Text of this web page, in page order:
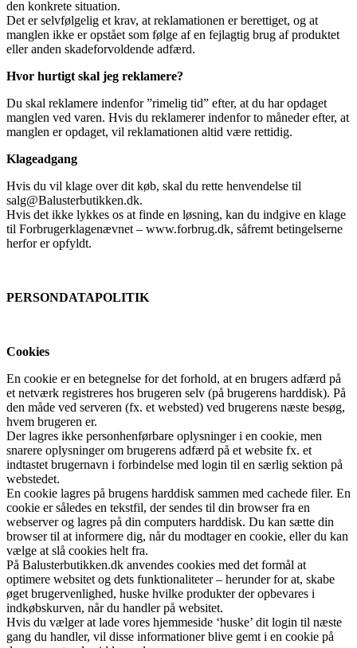
den konkrete situation.
Det er selvfølgelig et krav, at reklamationen er berettiget, og at
manglen ikke er opstået som følge af en fejlagtig brug af produktet
eller anden skadeforvoldende adfærd.
Hvor hurtigt skal jeg reklamere?
Du skal reklamere indenfor ”rimelig tid” efter, at du har opdaget
manglen ved varen. Hvis du reklamerer indenfor to måneder efter, at
manglen er opdaget, vil reklamationen altid være rettidig.
Klageadgang
Hvis du vil klage over dit køb, skal du rette henvendelse til
salg@Balusterbutikken.dk.
Hvis det ikke lykkes os at finde en løsning, kan du indgive en klage
til Forbrugerklagenævnet – www.forbrug.dk, såfremt betingelserne
herfor er opfyldt.
PERSONDATAPOLITIK
Cookies
En cookie er en betegnelse for det forhold, at en brugers adfærd på
et netværk registreres hos brugeren selv (på brugerens harddisk). På
den måde ved serveren (fx. et websted) ved brugerens næste besøg,
hvem brugeren er.
Der lagres ikke personhenførbare oplysninger i en cookie, men
snarere oplysninger om brugerens adfærd på et website fx. et
indtastet brugernavn i forbindelse med login til en særlig sektion på
webstedet.
En cookie lagres på brugens harddisk sammen med cachede filer. En
cookie er således en tekstfil, der sendes til din browser fra en
webserver og lagres på din computers harddisk. Du kan sætte din
browser til at informere dig, når du modtager en cookie, eller du kan
vælge at slå cookies helt fra.
På Balusterbutikken.dk anvendes cookies med det formål at
optimere websitet og dets funktionaliteter – herunder for at, skabe
øget brugervenlighed, huske hvilke produkter der opbevares i
indkøbskurven, når du handler på websitet.
Hvis du vælger at lade vores hjemmeside ‘huske’ dit login til næste
gang du handler, vil disse informationer blive gemt i en cookie på